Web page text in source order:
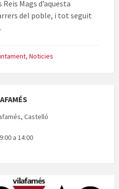
Mags d’aquesta
del poble, i tot seguit
, Noticies
Castelló
a 14:00